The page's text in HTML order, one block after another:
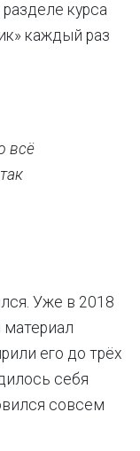
курса
каждый раз
всё
Уже в 2018
материал
его до трёх
себя
совсем